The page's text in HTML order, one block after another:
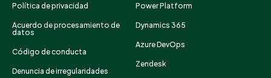
Política de privacidad
Acuerdo de procesamiento de
datos
Código de conducta
Denuncia de irregularidades
Power Platform
Dynamics 365
Azure DevOps
Zendesk